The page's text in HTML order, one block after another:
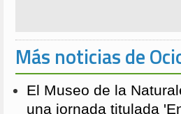
Más noticias de
El Museo de la
una jornada titulada